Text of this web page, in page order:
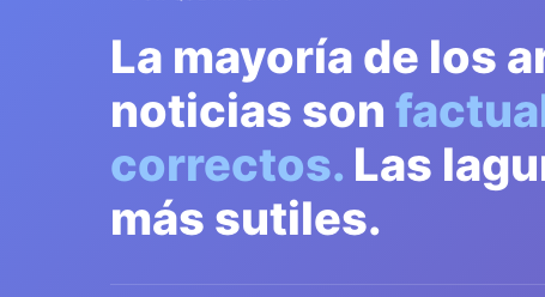
La mayoría de los
noticias son
correctos. Las
más sutiles.